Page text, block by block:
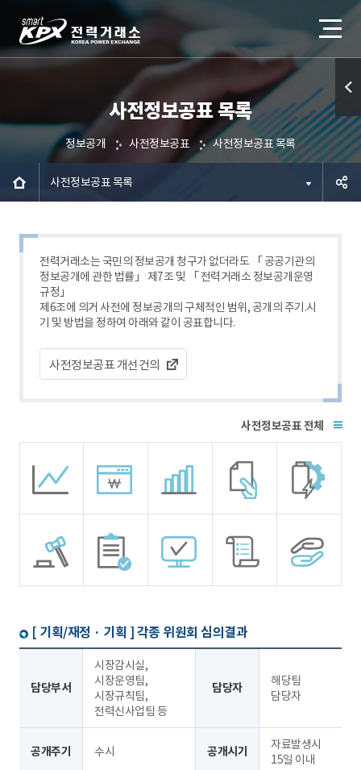
사전정보공표 목록
정보공개 사전정보공표 사전정보공표 목록
사전정보공표 목록
전력거래소는 국민의 정보공개 청구가 없더라도 「 공공기관의
정보공개에 관한 법률」 제7조 및 「 전력거래소 정보공개운영
규정」
제6조에 의거 사전에 정보공개의 구체적인 범위, 공개의 주기.시
기 및 방법을 정하여 아래와 같이 공표합니다.
사전정보공표 개선건의
전체
[ 기획/재정 · 기획 ] 각종 위원회 심의결과
담당부서
시장감시실,
시장운영팀,
시장규칙팀,
전력신사업팀 등
담당자
해당팀
담당자
공개주기 수시 공개시기
자료발생시
15일 이내
퀵메
뉴 열
기